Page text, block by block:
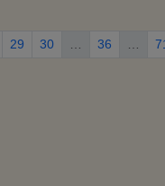
29 30 36